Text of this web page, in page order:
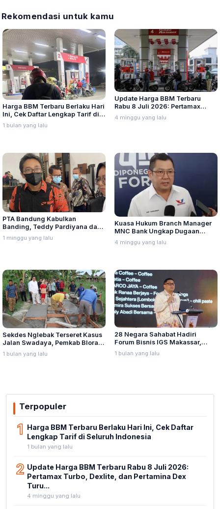
Rekomendasi untuk kamu
Harga BBM Terbaru Berlaku Hari
Ini, Cek Daftar Lengkap Tarif di
Seluruh Indonesia
1 bulan yang lalu
Update Harga BBM Terbaru
Rabu 8 Juli 2026: Pertamax
Turbo, Dexlite, dan Pertamina
Dex Turun
4 minggu yang lalu
PTA Bandung Kabulkan
Banding, Teddy Pardiyana dan
Bintang Ditetapkan Ahli Waris
Lina Jubaedah
1 minggu yang lalu
Kuasa Hukum Branch Manager
MNC Bank Ungkap Dugaan
Penganiayaan oleh Hary Tanoe
di MNC Towe
4 minggu yang lalu
Sekdes Nglebak Terseret Kasus
Jalan Swadaya, Pemkab Blora
Sebut Pendampingan Hukum
Bukan Kewenangannya
1 bulan yang lalu
28 Negara Sahabat Hadiri
Forum Bisnis IGS Makassar,
Munafri Tawarkan Investasi
Stadion Untia
1 bulan yang lalu
Terpopuler
1 Harga BBM Terbaru Berlaku Hari Ini, Cek Daftar
Lengkap Tarif di Seluruh Indonesia
1 bulan yang lalu
2 Update Harga BBM Terbaru Rabu 8 Juli 2026:
Pertamax Turbo, Dexlite, dan Pertamina Dex
Turu...
4 minggu yang lalu